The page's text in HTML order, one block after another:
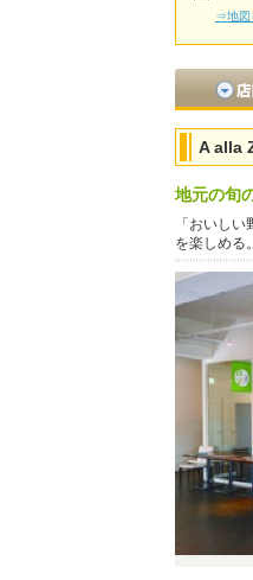
⇒地図
A alla
地元の旬
「おいし
を楽しめる。